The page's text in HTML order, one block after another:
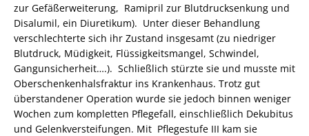
zur Gefäßerweiterung, Ramipril zur Blutdrucksenkung und
Disalumil, ein Diuretikum). Unter dieser Behandlung
verschlechterte sich ihr Zustand insgesamt (zu niedriger
Blutdruck, Müdigkeit, Flüssigkeitsmangel, Schwindel,
Gangunsicherheit….). Schließlich stürzte sie und musste mit
Oberschenkenhalsfraktur ins Krankenhaus. Trotz gut
überstandener Operation wurde sie jedoch binnen weniger
Wochen zum kompletten Pflegefall, einschließlich Dekubitus
und Gelenkversteifungen. Mit Pflegestufe III kam sie